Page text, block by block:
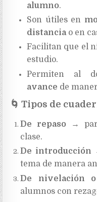
alumno.
Son útiles en
distanciao en
Facilitan que el
estudio.
Permiten al
avance de
🌀 Tipos de
De repaso →
clase.
De introducción
tema de manera
De nivelación
alumnos con